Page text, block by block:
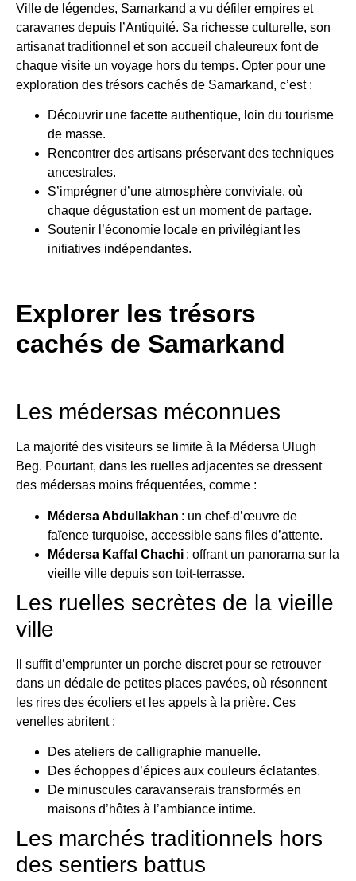
Ville de légendes, Samarkand a vu défiler empires et
caravanes depuis l’Antiquité. Sa richesse culturelle, son
artisanat traditionnel et son accueil chaleureux font de
chaque visite un voyage hors du temps. Opter pour une
exploration des trésors cachés de Samarkand, c’est :
Découvrir une facette authentique, loin du tourisme
de masse.
Rencontrer des artisans préservant des techniques
ancestrales.
S’imprégner d’une atmosphère conviviale, où
chaque dégustation est un moment de partage.
Soutenir l’économie locale en privilégiant les
initiatives indépendantes.
Explorer les trésors
cachés de Samarkand
Les médersas méconnues
La majorité des visiteurs se limite à la Médersa Ulugh
Beg. Pourtant, dans les ruelles adjacentes se dressent
des médersas moins fréquentées, comme :
Médersa Abdullakhan : un chef-d’œuvre de
faïence turquoise, accessible sans files d’attente.
Médersa Kaffal Chachi : offrant un panorama sur la
vieille ville depuis son toit-terrasse.
Les ruelles secrètes de la vieille
ville
Il suffit d’emprunter un porche discret pour se retrouver
dans un dédale de petites places pavées, où résonnent
les rires des écoliers et les appels à la prière. Ces
venelles abritent :
Des ateliers de calligraphie manuelle.
Des échoppes d’épices aux couleurs éclatantes.
De minuscules caravanserais transformés en
maisons d’hôtes à l’ambiance intime.
Les marchés traditionnels hors
des sentiers battus